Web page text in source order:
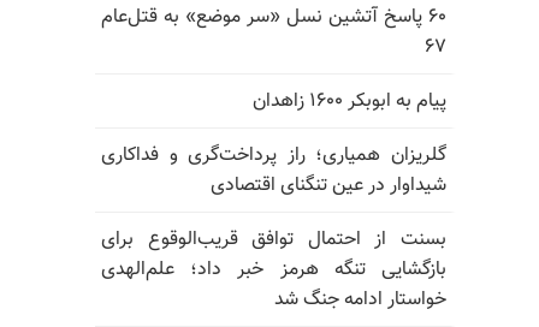
۶۰ پاسخ آتشین نسل «سر موضع» به قتل‌عام
۶۷
پیام به ابوبکر ۱۶۰۰ زاهدان
گلریزان همیاری؛ راز پرداخت‌گری و فداکاری
شیداوار در عین تنگنای اقتصادی
بسنت از احتمال توافق قریب‌الوقوع برای
بازگشایی تنگه هرمز خبر داد؛ علم‌الهدی
خواستار ادامه جنگ شد